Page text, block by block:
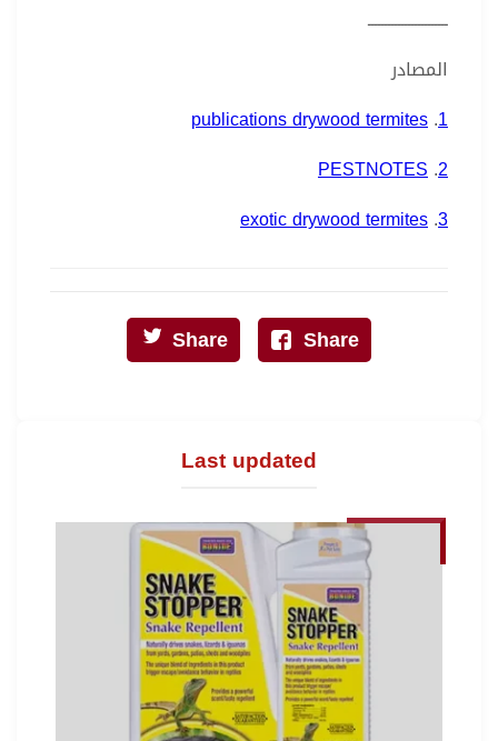
ــــــــــــــــــــــــ
المصادر
1
.
publications drywood termites
2
.
PESTNOTES
3
.
exotic drywood termites
Share
Share
Last updated